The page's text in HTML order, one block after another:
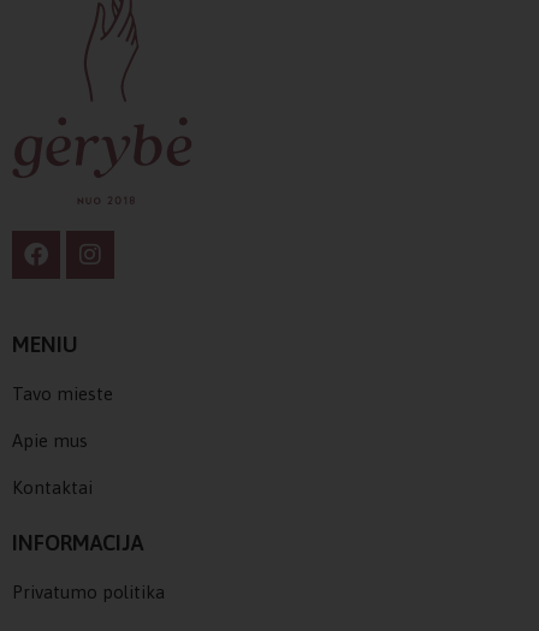
MENIU
Tavo mieste
Apie mus
Kontaktai
INFORMACIJA
Privatumo politika